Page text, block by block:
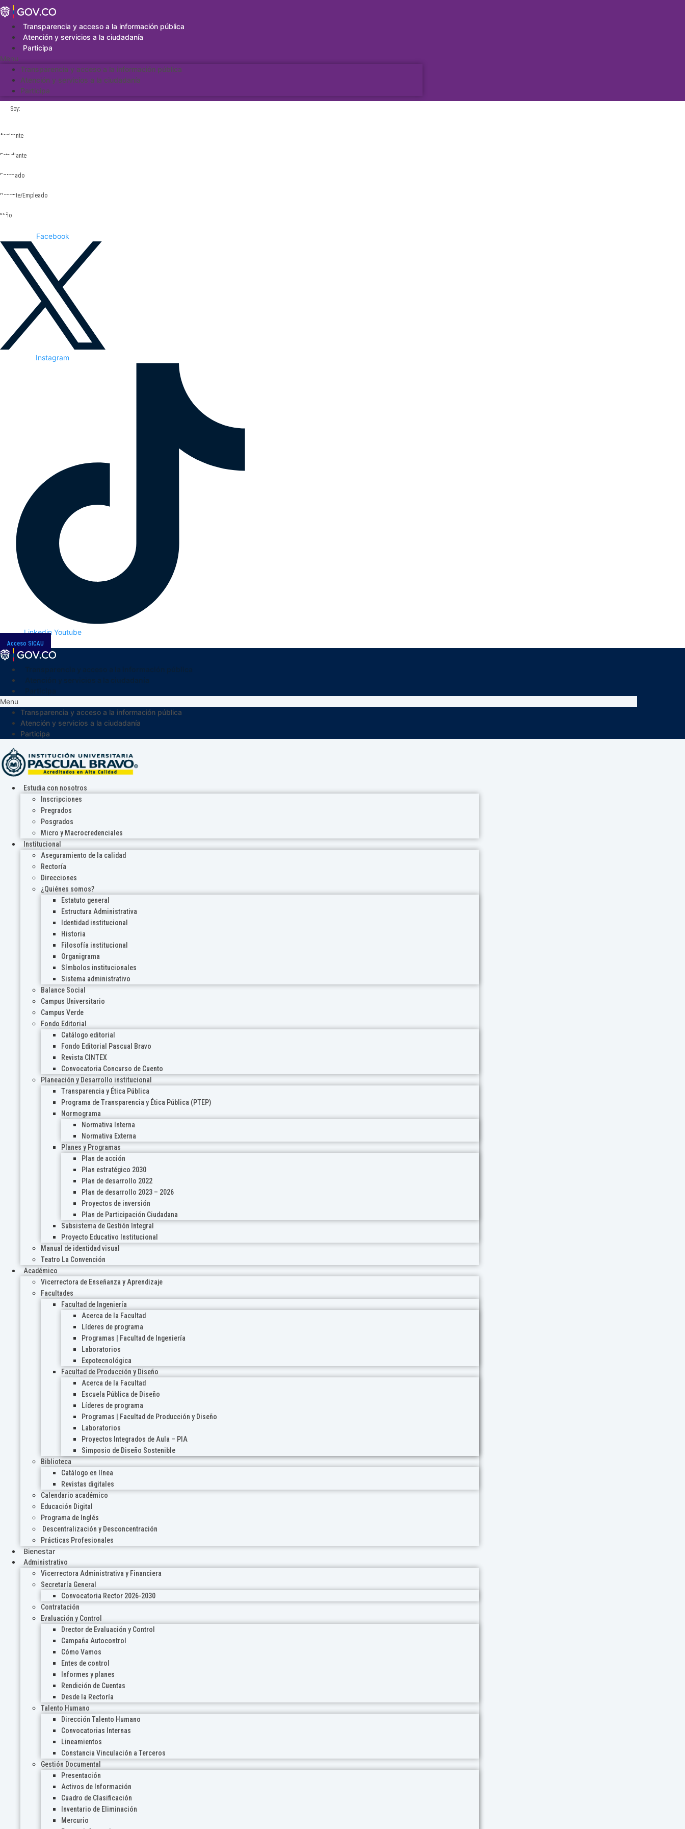
Saltar
al
contenidoTransparencia y acceso a la información pública
Atención y servicios a la ciudadanía
Participa
Menu
Transparencia y acceso a la información pública
Atención y servicios a la ciudadanía
Participa
Soy:
Aspirante
Estudiante
Egresado
Docente/Empleado
Niño
Facebook
Instagram
Linkedin Youtube
Acceso SICAU
Menu
Transparencia y acceso a la información pública
Atención y servicios a la ciudadanía
Participa
Estudia con nosotros
Inscripciones
Pregrados
Posgrados
Micro y Macrocredenciales
Institucional
Aseguramiento de la calidad
Rectoría
Direcciones
¿Quiénes somos?
Estatuto general
Estructura Administrativa
Identidad institucional
Historia
Filosofía institucional
Organigrama
Símbolos institucionales
Sistema administrativo
Balance Social
Campus Universitario
Campus Verde
Fondo Editorial
Catálogo editorial
Fondo Editorial Pascual Bravo
Revista CINTEX
Convocatoria Concurso de Cuento
Planeación y Desarrollo institucional
Transparencia y Ética Pública
Programa de Transparencia y Ética Pública (PTEP)
Normograma
Normativa Interna
Normativa Externa
Planes y Programas
Plan de acción
Plan estratégico 2030
Plan de desarrollo 2022
Plan de desarrollo 2023 – 2026
Proyectos de inversión
Plan de Participación Ciudadana
Subsistema de Gestión Integral
Proyecto Educativo Institucional
Manual de identidad visual
Teatro La Convención
Académico
Vicerrectora de Enseñanza y Aprendizaje
Facultades
Facultad de Ingeniería
Acerca de la Facultad
Líderes de programa
Programas | Facultad de Ingeniería
Laboratorios
Expotecnológica
Facultad de Producción y Diseño
Acerca de la Facultad
Escuela Pública de Diseño
Líderes de programa
Programas | Facultad de Producción y Diseño
Laboratorios
Proyectos Integrados de Aula – PIA
Simposio de Diseño Sostenible
Biblioteca
Catálogo en línea
Revistas digitales
Calendario académico
Educación Digital
Programa de Inglés
Descentralización y Desconcentración
Prácticas Profesionales
Bienestar
Administrativo
Vicerrectora Administrativa y Financiera
Secretaría General
Convocatoria Rector 2026-2030
Contratación
Evaluación y Control
Drector de Evaluación y Control
Campaña Autocontrol
Cómo Vamos
Entes de control
Informes y planes
Rendición de Cuentas
Desde la Rectoría
Talento Humano
Dirección Talento Humano
Convocatorias Internas
Lineamientos
Constancia Vinculación a Terceros
Gestión Documental
Presentación
Activos de Información
Cuadro de Clasificación
Inventario de Eliminación
Mercurio